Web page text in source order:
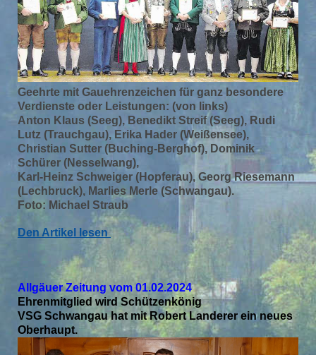
Geehrte mit Gauehrenzeichen für ganz besondere
Verdienste oder Leistungen: (von links)
Anton Klaus (Seeg), Benedikt Streif (Seeg), Rudi
Lutz (Trauchgau), Erika Hader (Weißensee),
Christian Sutter (Buching-Berghof), Dominik
Schürer (Nesselwang),
Karl-Heinz Schweiger (Hopferau), Georg Riesemann
(Lechbruck), Marlies Merle (Schwangau).
Foto: Michael Straub
Den Artikel lesen
Allgäuer Zeitung vom 01.02.2024
Ehrenmitglied wird Schützenkönig
VSG Schwangau hat mit Robert Landerer ein neues
Oberhaupt.